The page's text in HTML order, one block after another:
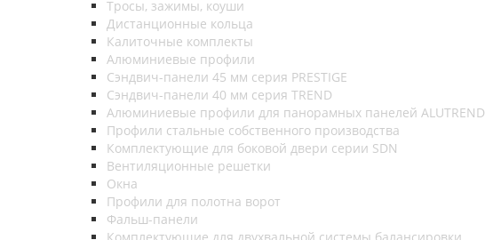
Тросы, зажимы, коуши
Дистанционные кольца
Калиточные комплекты
Алюминиевые профили
Сэндвич-панели 45 мм серия PRESTIGE
Сэндвич-панели 40 мм серия TREND
Алюминиевые профили для панорамных панелей ALUTREND
Профили стальные собственного производства
Комплектующие для боковой двери серии SDN
Вентиляционные решетки
Окна
Профили для полотна ворот
Фальш-панели